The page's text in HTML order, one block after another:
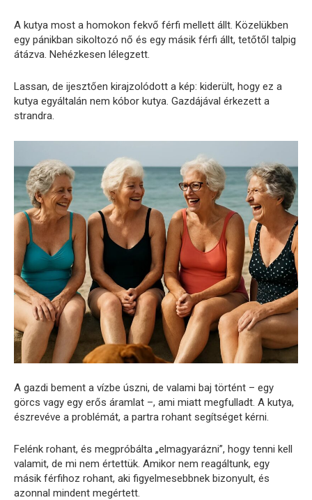
A kutya most a homokon fekvő férfi mellett állt. Közelükben
egy pánikban sikoltozó nő és egy másik férfi állt, tetőtől talpig
átázva. Nehézkesen lélegzett.
Lassan, de ijesztően kirajzolódott a kép: kiderült, hogy ez a
kutya egyáltalán nem kóbor kutya. Gazdájával érkezett a
strandra.
A gazdi bement a vízbe úszni, de valami baj történt – egy
görcs vagy egy erős áramlat –, ami miatt megfulladt. A kutya,
észrevéve a problémát, a partra rohant segítséget kérni.
Felénk rohant, és megpróbálta „elmagyarázni”, hogy tenni kell
valamit, de mi nem értettük. Amikor nem reagáltunk, egy
másik férfihoz rohant, aki figyelmesebbnek bizonyult, és
azonnal mindent megértett.